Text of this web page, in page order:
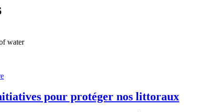
pour protéger nos littoraux